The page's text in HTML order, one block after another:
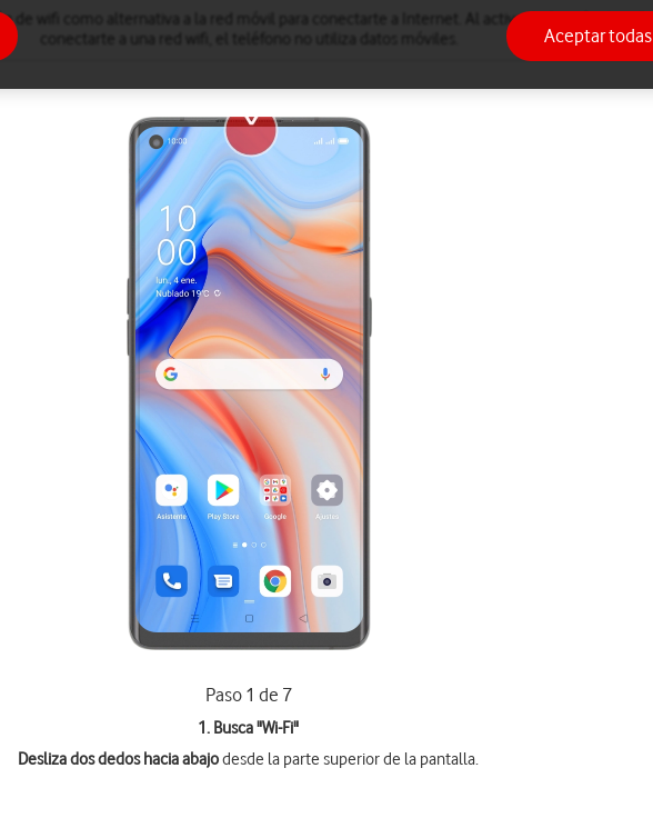
de wifi como alternativa a la red móvil para conectarte a Internet. Al activar la función de wifi y
Paso 1 de 7
1. Busca "Wi-Fi"
Desliza dos dedos hacia abajodesde la parte superior de la pantalla.
Aceptar todas